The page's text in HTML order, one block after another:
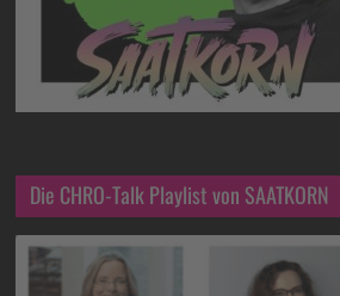
Die CHRO-Talk Playlist von SAATKORN